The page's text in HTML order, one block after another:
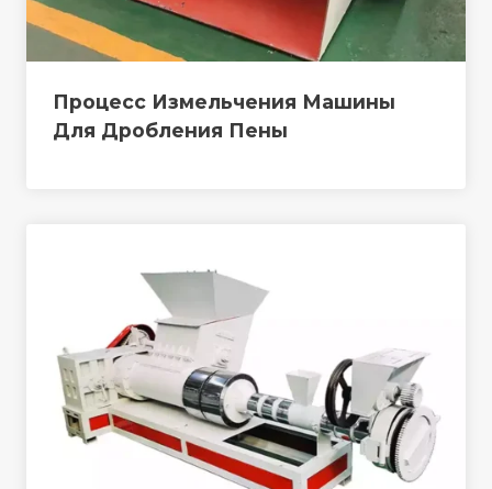
Процесс Измельчения Машины
Для Дробления Пены